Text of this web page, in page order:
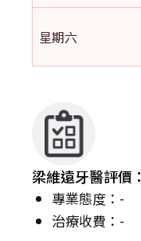
星期六
梁維遠牙醫評價：
專業態度：-
治療收費：-